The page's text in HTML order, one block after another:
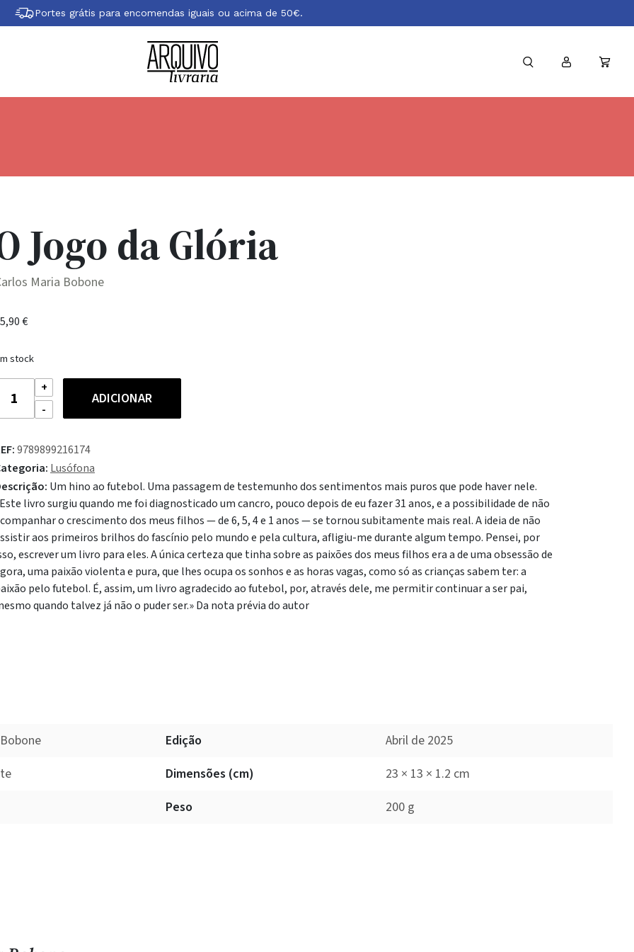
Portes grátis para encomendas iguais ou acima de 50€.
Jogo da Glória
Maria Bobone
€
stock
Quantidade
ADICIONAR
9789899216174
Lusófona
Um hino ao futebol. Uma passagem de testemunho dos sentimentos mais puros que pode haver nele.
livro surgiu quando me foi diagnosticado um cancro, pouco depois de eu fazer 31 anos, e a possibilidade de não
o crescimento dos meus filhos — de 6, 5, 4 e 1 anos — se tornou subitamente mais real. A ideia de não
aos primeiros brilhos do fascínio pelo mundo e pela cultura, afligiu-me durante algum tempo. Pensei, por
escrever um livro para eles. A única certeza que tinha sobre as paixões dos meus filhos era a de uma obsessão de
uma paixão violenta e pura, que lhes ocupa os sonhos e as horas vagas, como só as crianças sabem ter: a
pelo futebol. É, assim, um livro agradecido ao futebol, por, através dele, me permitir continuar a ser pai,
quando talvez já não o puder ser.» Da nota prévia do autor
Edição
Abril de 2025
Dimensões (cm)
23 × 13 × 1.2 cm
Peso
200 g